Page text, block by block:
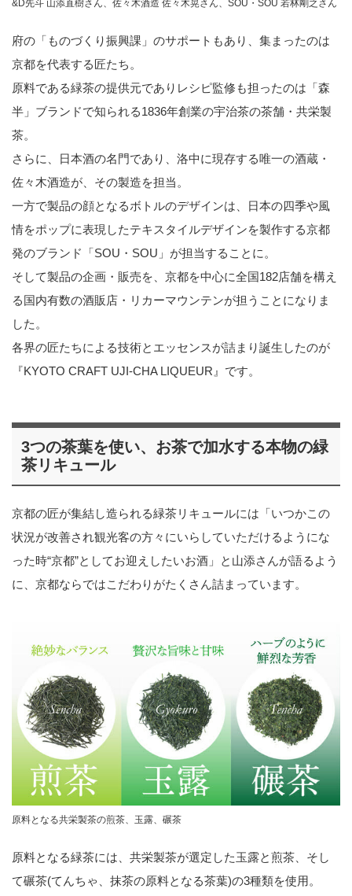
&D先斗 山添直樹さん、佐々木酒造 佐々木晃さん、SOU・SOU 若林剛之さん
府の「ものづくり振興課」のサポートもあり、集まったのは
京都を代表する匠たち。
原料である緑茶の提供元でありレシピ監修も担ったのは「森
半」ブランドで知られる1836年創業の宇治茶の茶舗・共栄製
茶。
さらに、日本酒の名門であり、洛中に現存する唯一の酒蔵・
佐々木酒造が、その製造を担当。
一方で製品の顔となるボトルのデザインは、日本の四季や風
情をポップに表現したテキスタイルデザインを製作する京都
発のブランド「SOU・SOU」が担当することに。
そして製品の企画・販売を、京都を中心に全国182店舗を構え
る国内有数の酒販店・リカーマウンテンが担うことになりま
した。
各界の匠たちによる技術とエッセンスが詰まり誕生したのが
『KYOTO CRAFT UJI-CHA LIQUEUR』です。
3つの茶葉を使い、お茶で加水する本物の緑
茶リキュール
京都の匠が集結し造られる緑茶リキュールには「いつかこの
状況が改善され観光客の方々にいらしていただけるようにな
った時“京都”としてお迎えしたいお酒」と山添さんが語るよう
に、京都ならではこだわりがたくさん詰まっています。
原料となる共栄製茶の煎茶、玉露、碾茶
原料となる緑茶には、共栄製茶が選定した玉露と煎茶、そし
て碾茶(てんちゃ、抹茶の原料となる茶葉)の3種類を使用。